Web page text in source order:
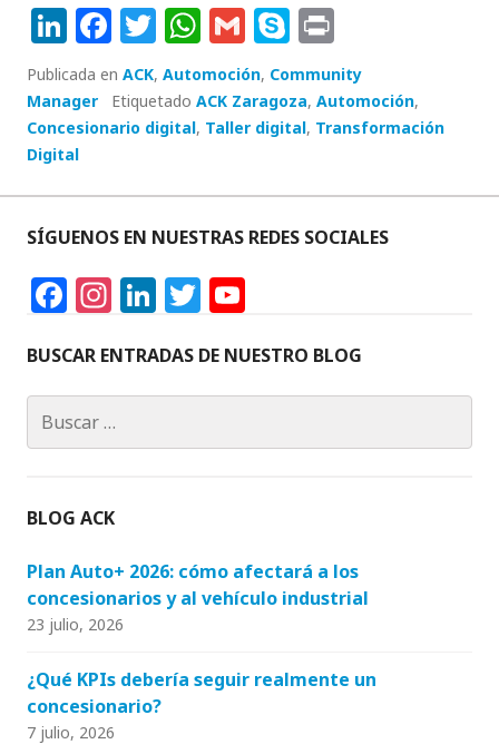
Li
n
k
e
dI
n
F
a
c
e
o
o
k
T
w
it
te
W
h
a
ts
p
p
G
m
ai
l
S
k
y
p
ri
n
t
Publicada en ACK, Automoción, Community
Manager
Etiquetado ACK Zaragoza, Automoción,
Concesionario digital, Taller digital, Transformación
Digital
SÍGUENOS EN NUESTRAS REDES SOCIALES
F
c
e
b
o
In
a
g
ra
Li
k
e
dI
T
it
te
r
u
T
u
h
a
n
BUSCAR ENTRADAS DE NUESTRO BLOG
BLOG ACK
Plan Auto+ 2026: cómo afectará a los
concesionarios y al vehículo industrial
23 julio, 2026
¿Qué KPIs debería seguir realmente un
concesionario?
7 julio, 2026